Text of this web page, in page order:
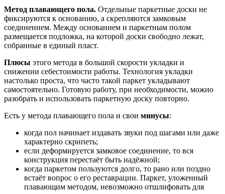
Метод плавающего пола. Отдельные паркетные доски не
фиксируются к основанию, а скрепляются замковым
соединением. Между основанием и паркетным полом
размещается подложка, на которой доски свободно лежат,
собранные в единый пласт.
Плюсы этого метода в большой скорости укладки и
снижении себестоимости работы. Технология укладки
настолько проста, что часто такой паркет укладывают
самостоятельно. Готовую работу, при необходимости, можно
разобрать и использовать паркетную доску повторно.
Есть у метода плавающего пола и свои минусы:
когда пол начинает издавать звуки под шагами или даже
характерно скрипеть;
если деформируется замковое соединение, то вся
конструкция перестаёт быть надёжной;
когда паркетом пользуются долго, то рано или поздно
встаёт вопрос о его реставрации. Паркет, уложенный
плавающим методом, невозможно отшлифовать для